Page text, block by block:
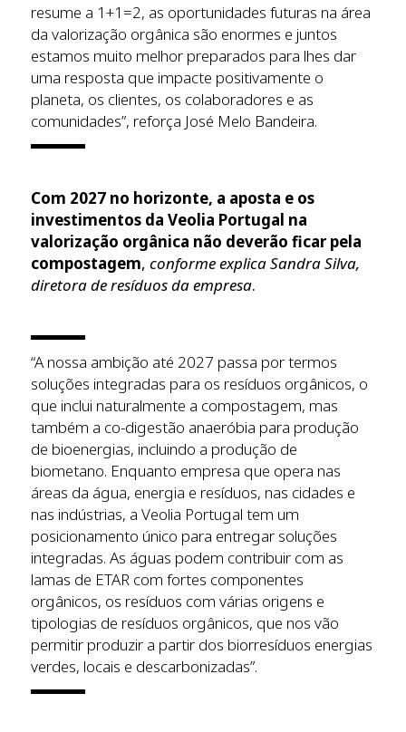
resume a 1+1=2, as oportunidades futuras na área
da valorização orgânica são enormes e juntos
estamos muito melhor preparados para lhes dar
uma resposta que impacte positivamente o
planeta, os clientes, os colaboradores e as
comunidades”, reforça José Melo Bandeira.
Com 2027 no horizonte, a aposta e os
investimentos da Veolia Portugal na
valorização orgânica não deverão ficar pela
compostagem, conforme explica Sandra Silva,
diretora de resíduos da empresa.
“A nossa ambição até 2027 passa por termos
soluções integradas para os resíduos orgânicos, o
que inclui naturalmente a compostagem, mas
também a co-digestão anaeróbia para produção
de bioenergias, incluindo a produção de
biometano. Enquanto empresa que opera nas
áreas da água, energia e resíduos, nas cidades e
nas indústrias, a Veolia Portugal tem um
posicionamento único para entregar soluções
integradas. As águas podem contribuir com as
lamas de ETAR com fortes componentes
orgânicos, os resíduos com várias origens e
tipologias de resíduos orgânicos, que nos vão
permitir produzir a partir dos biorresíduos energias
verdes, locais e descarbonizadas”.